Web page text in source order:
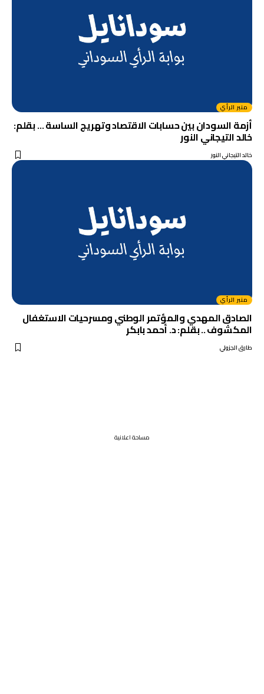
منبر الرأي
أزمة السودان بين حسابات الاقتصاد وتهريج الساسة … بقلم:
خالد التيجاني النور
خالد التيجاني النور
منبر الرأي
الصادق المهدي والمؤتمر الوطني ومسرحيات الاستغفال
المكشوف .. بقلم: د. أحمد بابكر
طارق الجزولي
مساحة اعلانية